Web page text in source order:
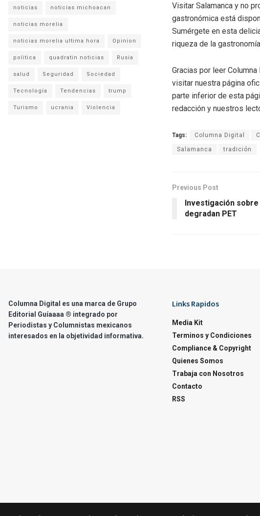
Visitar Salamanca y no
gastronómica está
Sumérgete en esta
riqueza de la
Gracias por leer
visitar nuestra página
parte inferior de esta
redacción y nuestros
Tags: Columna Digital
Salamanca tradición
Previous Post
Investigación
degradan PET
noticias noticias michoacan
noticias morelia
noticias morelia ultima hora Opinion
politica quadratin noticias Rusia
salud Seguridad Sociedad
Tecnología Tendencias trump
Turismo ucrania Violencia
Columna Digital es una marca de Grupo
Editorial Guíaaaa ® integrado por
Periodistas y Columnistas mexicanos
interesados en la objetividad informativa.
Links Rapidos
Media Kit
Terminos y Condiciones
Compliance & Copyright
Quienes Somos
Trabaja con Nosotros
Contacto
RSS